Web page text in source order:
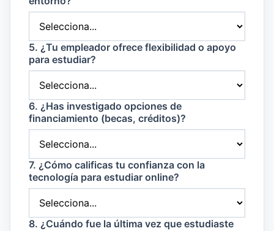
5. ¿Tu empleador ofrece flexibilidad o apoyo
para estudiar?
6. ¿Has investigado opciones de
financiamiento (becas, créditos)?
7. ¿Cómo calificas tu confianza con la
tecnología para estudiar online?
8. ¿Cuándo fue la última vez que estudiaste